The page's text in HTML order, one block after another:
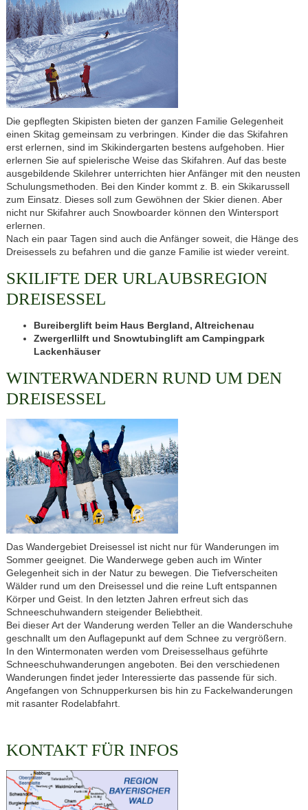
Die gepflegten Skipisten bieten der ganzen Familie Gelegenheit
einen Skitag gemeinsam zu verbringen. Kinder die das Skifahren
erst erlernen, sind im Skikindergarten bestens aufgehoben. Hier
erlernen Sie auf spielerische Weise das Skifahren. Auf das beste
ausgebildende Skilehrer unterrichten hier Anfänger mit den neusten
Schulungsmethoden. Bei den Kinder kommt z. B. ein Skikarussell
zum Einsatz. Dieses soll zum Gewöhnen der Skier dienen. Aber
nicht nur Skifahrer auch Snowboarder können den Wintersport
erlernen.
Nach ein paar Tagen sind auch die Anfänger soweit, die Hänge des
Dreisessels zu befahren und die ganze Familie ist wieder vereint.
SKILIFTE DER URLAUBSREGION
DREISESSEL
Bureiberglift beim Haus Bergland, Altreichenau
Zwergerllilft und Snowtubinglift am Campingpark
Lackenhäuser
WINTERWANDERN RUND UM DEN
DREISESSEL
Das Wandergebiet Dreisessel ist nicht nur für Wanderungen im
Sommer geeignet. Die Wanderwege geben auch im Winter
Gelegenheit sich in der Natur zu bewegen. Die Tiefverscheiten
Wälder rund um den Dreisessel und die reine Luft entspannen
Körper und Geist. In den letzten Jahren erfreut sich das
Schneeschuhwandern steigender Beliebtheit.
Bei dieser Art der Wanderung werden Teller an die Wanderschuhe
geschnallt um den Auflagepunkt auf dem Schnee zu vergrößern.
In den Wintermonaten werden vom Dreisesselhaus geführte
Schneeschuhwanderungen angeboten. Bei den verschiedenen
Wanderungen findet jeder Interessierte das passende für sich.
Angefangen von Schnupperkursen bis hin zu Fackelwanderungen
mit rasanter Rodelabfahrt.
KONTAKT FÜR INFOS